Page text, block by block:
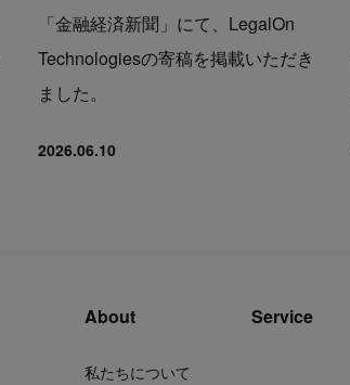
「金融経済新聞」にて、LegalOn
Technologiesの寄稿を掲載いただき
ました。
2026.06.10
About
私たちについて
Service